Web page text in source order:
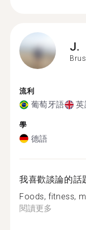
J.
流利
葡萄牙語 英
學
德語
我喜歡談論的話
Foods, fitness,
閱讀更多